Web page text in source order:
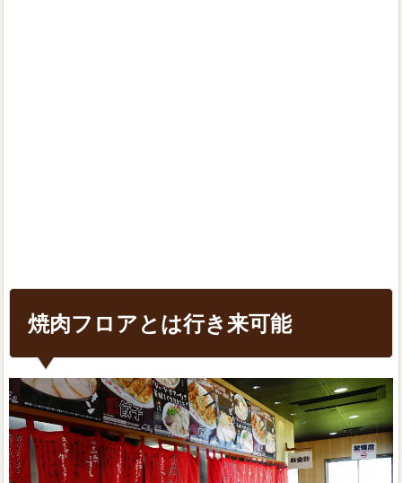
焼肉フロアとは行き来可能